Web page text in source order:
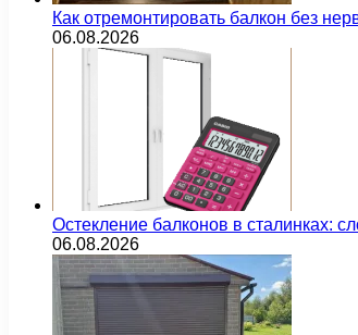
Как отремонтировать балкон без
06.08.2026
Остекление балконов в сталинках:
06.08.2026